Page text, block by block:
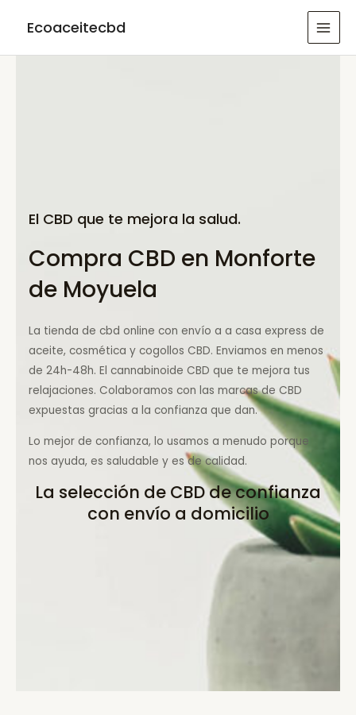
Ecoaceitecbd
El CBD que te mejora la salud.
Compra CBD en Monforte
de Moyuela
La tienda de cbd online con envío a a casa express de
aceite, cosmética y cogollos CBD. Enviamos en menos
de 24h-48h. El cannabinoide CBD que te mejora tus
relajaciones. Colaboramos con las marcas de CBD
expuestas gracias a la confianza que dan.
Lo mejor de confianza, lo usamos a menudo porque
nos ayuda, es saludable y es de calidad.
La selección de CBD de confianza
con envío a domicilio